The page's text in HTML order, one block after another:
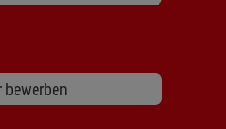
bewerben